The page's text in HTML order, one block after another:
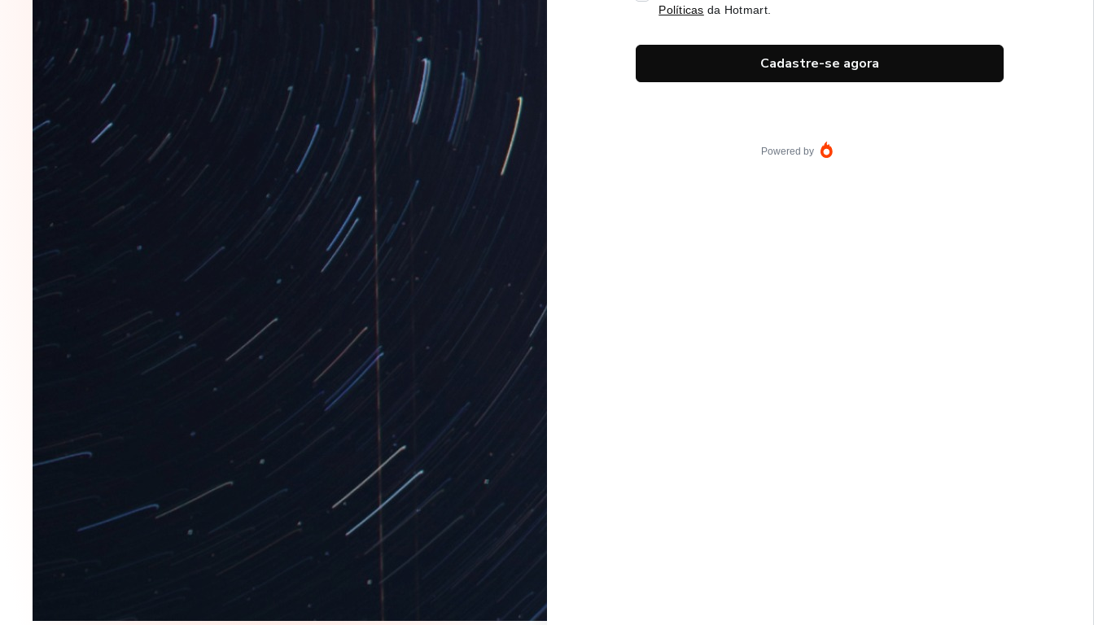
Políticas da Hotmart.
Cadastre-se agora
Powered by